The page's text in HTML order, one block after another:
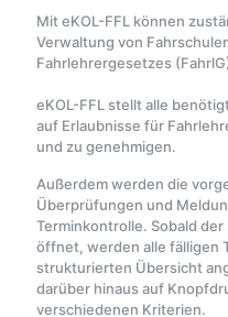
Mit eKOL-FFL können
Verwaltung von
Fahrlehrergesetzes
eKOL-FFL stellt alle
auf Erlaubnisse für
und zu genehmigen.
Außerdem werden die
Überprüfungen und
Terminkontrolle. Sobald
öffnet, werden alle fälligen
strukturierten Übersicht
darüber hinaus auf
verschiedenen Kriterien.